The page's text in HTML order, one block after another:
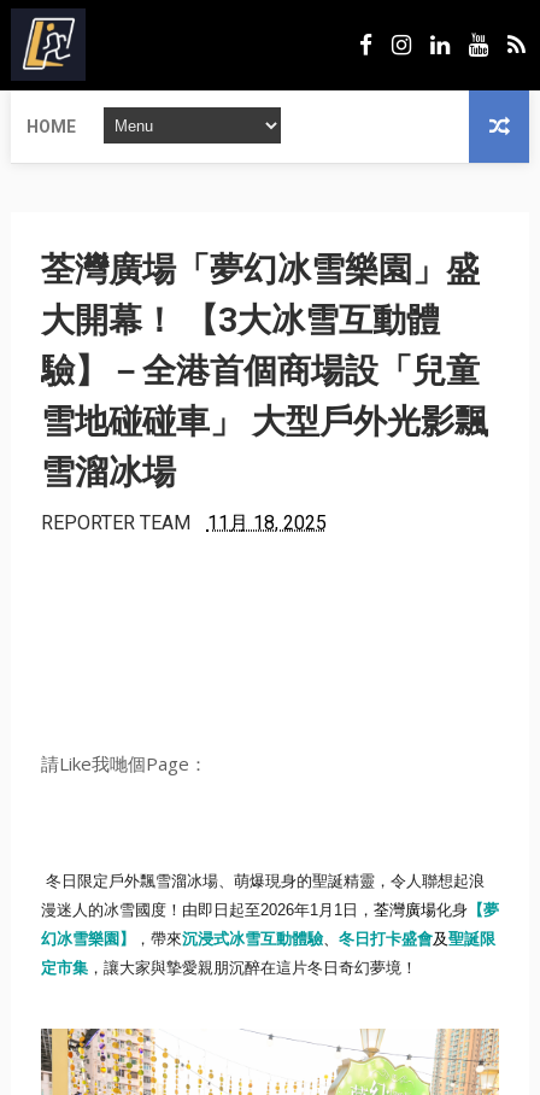
HOME
荃灣廣場「夢幻冰雪樂園」盛
大開幕！ 【3大冰雪互動體
驗】－全港首個商場設「兒童
雪地碰碰車」 大型戶外光影飄
雪溜冰場
REPORTER TEAM 11月 18, 2025
請Like我哋個Page：
冬日限定戶外飄雪溜冰場、 萌爆現身的聖誕精靈，令人聯想起浪
漫迷人的冰雪國度！由即日起至2026年1月 1日， 荃灣廣場化身【夢
幻冰雪樂園】
，帶來沉浸式冰雪互動體驗、 冬日打卡盛會及聖誕限
定市集， 讓大家與摯愛親朋沉醉在這片冬日奇幻夢境！